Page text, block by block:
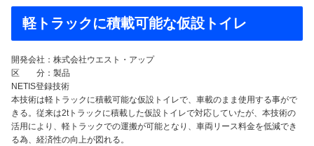
軽トラックに積載可能な仮設トイレ
開発会社：株式会社ウエスト・アップ
区 分：製品
NETIS登録技術
本技術は軽トラックに積載可能な仮設トイレで、車載のまま使用する事がで
きる。従来は2tトラックに積載した仮設トイレで対応していたが、本技術の
活用により、軽トラックでの運搬が可能となり、車両リース料金を低減でき
る為、経済性の向上が図れる。